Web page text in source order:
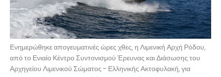
Ενημερώθηκε απογευματινές ώρες χθες, η Λιμενική Αρχή Ρόδου,
από το Ενιαίο Κέντρο Συντονισμού Έρευνας και Διάσωσης του
Αρχηγείου Λιμενικού Σώματος - Ελληνικής Ακτοφυλακή, για